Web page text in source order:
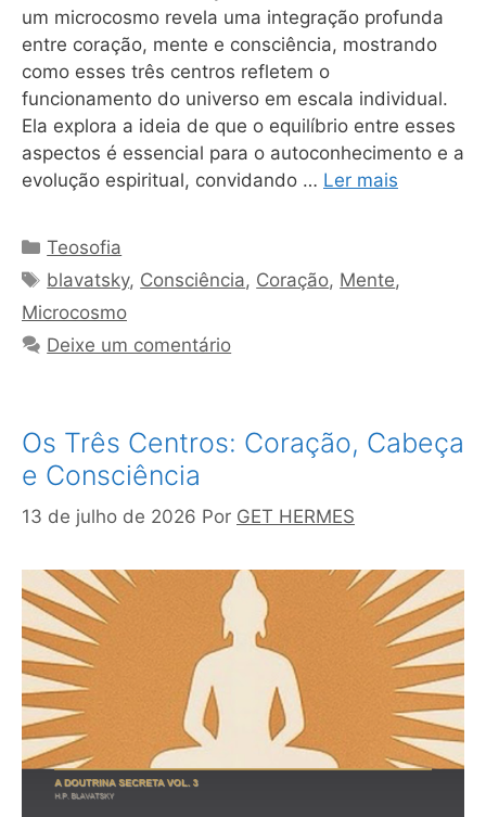
um microcosmo revela uma integração profunda
entre coração, mente e consciência, mostrando
como esses três centros refletem o
funcionamento do universo em escala individual.
Ela explora a ideia de que o equilíbrio entre esses
aspectos é essencial para o autoconhecimento e a
evolução espiritual, convidando … Ler mais
Categorias
Teosofia
Tags
blavatsky, Consciência, Coração, Mente,
Microcosmo
Deixe um comentário
Os Três Centros: Coração, Cabeça
e Consciência
13 de julho de 2026 Por GET HERMES